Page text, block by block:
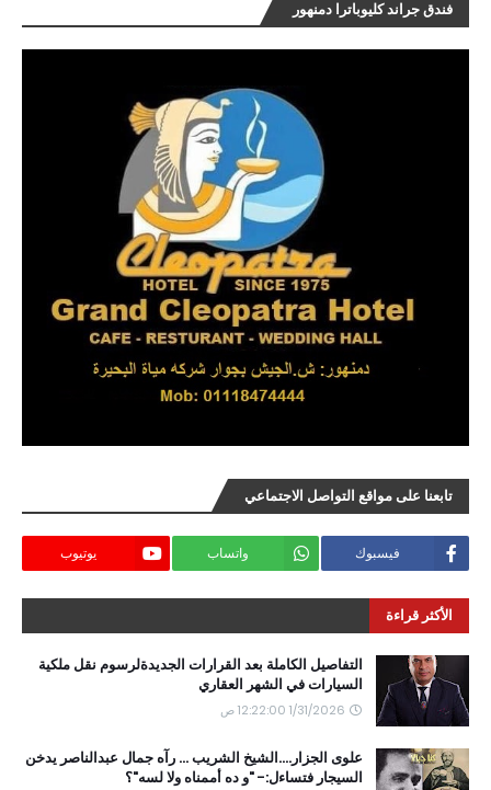
فندق جراند كليوباترا دمنهور
تابعنا على مواقع التواصل الاجتماعي
فيسبوك واتساب يوتيوب
الأكثر قراءة
التفاصيل الكاملة بعد القرارات الجديدةلرسوم نقل ملكية
السيارات في الشهر العقاري
1/31/2026 12:22:00 ص
علوى الجزار....الشيخ الشريب ... رآه جمال عبدالناصر يدخن
السيجار فتساءل:- "و ده أممناه ولا لسه"؟